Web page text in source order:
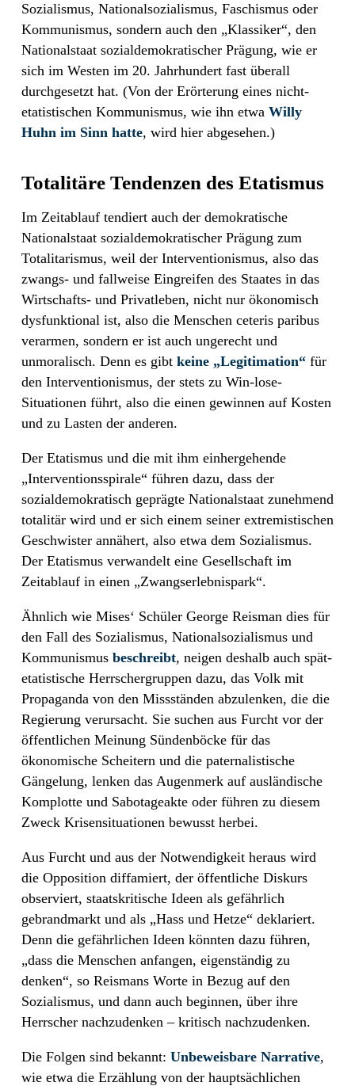
Sozialismus, Nationalsozialismus, Faschismus oder
Kommunismus, sondern auch den „Klassiker“, den
Nationalstaat sozialdemokratischer Prägung, wie er
sich im Westen im 20. Jahrhundert fast überall
durchgesetzt hat. (Von der Erörterung eines nicht-
etatistischen Kommunismus, wie ihn etwa Willy
Huhn im Sinn hatte, wird hier abgesehen.)
Totalitäre Tendenzen des Etatismus
Im Zeitablauf tendiert auch der demokratische
Nationalstaat sozialdemokratischer Prägung zum
Totalitarismus, weil der Interventionismus, also das
zwangs- und fallweise Eingreifen des Staates in das
Wirtschafts- und Privatleben, nicht nur ökonomisch
dysfunktional ist, also die Menschen ceteris paribus
verarmen, sondern er ist auch ungerecht und
unmoralisch. Denn es gibt keine „Legitimation“ für
den Interventionismus, der stets zu Win-lose-
Situationen führt, also die einen gewinnen auf Kosten
und zu Lasten der anderen.
Der Etatismus und die mit ihm einhergehende
„Interventionsspirale“ führen dazu, dass der
sozialdemokratisch geprägte Nationalstaat zunehmend
totalitär wird und er sich einem seiner extremistischen
Geschwister annähert, also etwa dem Sozialismus.
Der Etatismus verwandelt eine Gesellschaft im
Zeitablauf in einen „Zwangserlebnispark“.
Ähnlich wie Mises‘ Schüler George Reisman dies für
den Fall des Sozialismus, Nationalsozialismus und
Kommunismus beschreibt, neigen deshalb auch spät-
etatistische Herrschergruppen dazu, das Volk mit
Propaganda von den Missständen abzulenken, die die
Regierung verursacht. Sie suchen aus Furcht vor der
öffentlichen Meinung Sündenböcke für das
ökonomische Scheitern und die paternalistische
Gängelung, lenken das Augenmerk auf ausländische
Komplotte und Sabotageakte oder führen zu diesem
Zweck Krisensituationen bewusst herbei.
Aus Furcht und aus der Notwendigkeit heraus wird
die Opposition diffamiert, der öffentliche Diskurs
observiert, staatskritische Ideen als gefährlich
gebrandmarkt und als „Hass und Hetze“ deklariert.
Denn die gefährlichen Ideen könnten dazu führen,
„dass die Menschen anfangen, eigenständig zu
denken“, so Reismans Worte in Bezug auf den
Sozialismus, und dann auch beginnen, über ihre
Herrscher nachzudenken – kritisch nachzudenken.
Die Folgen sind bekannt: Unbeweisbare Narrative,
wie etwa die Erzählung von der hauptsächlichen